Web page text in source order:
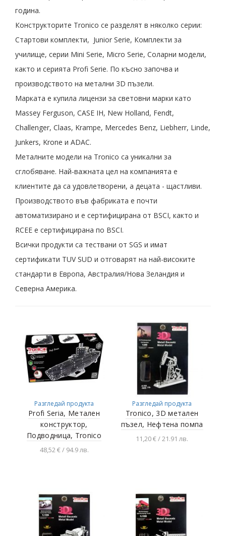
година.
Конструкторите Tronico се разделят в няколко серии:
Стартови комплекти, Junior Serie, Комплекти за
училище, серии Mini Serie, Micro Serie, Соларни модели,
както и серията Profi Serie. По късно започва и
производството на метални 3D пъзели.
Марката е купила лицензи за световни марки като
Massey Ferguson, CASE IH, New Holland, Fendt,
Challenger, Claas, Krampe, Mercedes Benz, Liebherr, Linde,
Junkers, Krone и ADAC.
Металните модели на Tronico са уникални за
сглобяване. Най-важната цел на компанията е
клиентите да са удовлетворени, а децата - щастливи.
Производството във фабриката е почти
автоматизирано и е сертифицирана от BSCI, както и
RCEE е сертифицирана по BSCI.
Всички продукти са тествани от SGS и имат
сертификати TUV SUD и отговарят на най-високите
стандарти в Европа, Австралия/Нова Зеландия и
Северна Америка.
Разгледай продукта
Profi Seriа, Метален
конструктор,
Подводница, Tronico
48,52 € / 94.9 лв.
Разгледай продукта
Tronico, 3D метален
пъзел, Нефтена помпа
11,20 € / 21.91 лв.